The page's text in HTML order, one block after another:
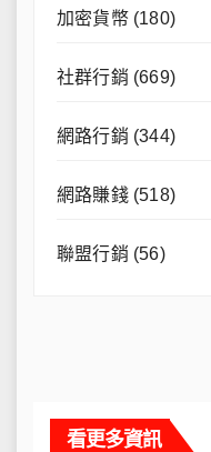
加密貨幣(180)
社群行銷 (669)
網路行銷 (344)
網路賺錢(518)
聯盟行銷 (56)
看更多資訊